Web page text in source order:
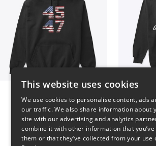
$40
This website uses cookies
We use cookies to personalise content, ads
our traffic. We also share information about
site with our advertising and analytics
combine it with other information that
them or that they’ve collected from your use